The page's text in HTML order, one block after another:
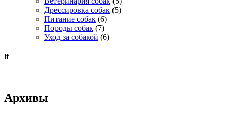
Дрессировка собак (5)
Питание собак (6)
Породы собак (7)
Уход за собакой (6)
lf
Архивы